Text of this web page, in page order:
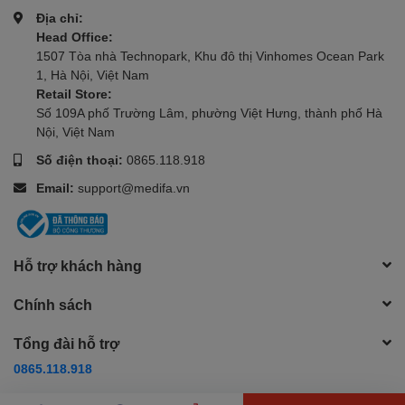
Địa chỉ:
Head Office:
1507 Tòa nhà Technopark, Khu đô thị Vinhomes Ocean Park
1, Hà Nội, Việt Nam
Retail Store:
Số 109A phố Trường Lâm, phường Việt Hưng, thành phố Hà
Nội, Việt Nam
Số điện thoại: 0865.118.918
Email: support@medifa.vn
Hỗ trợ khách hàng
Chính sách
Tổng đài hỗ trợ
0865.118.918